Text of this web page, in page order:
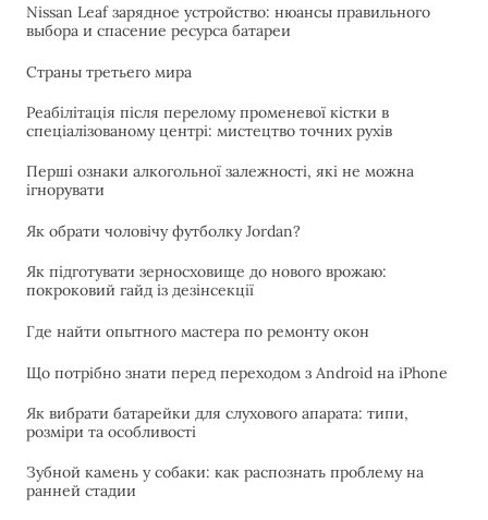
Nissan Leaf зарядное устройство: нюансы правильного
выбора и спасение ресурса батареи
Страны третьего мира
Реабілітація після перелому променевої кістки в
спеціалізованому центрі: мистецтво точних рухів
Перші ознаки алкогольної залежності, які не можна
ігнорувати
Як обрати чоловічу футболку Jordan?
Як підготувати зерносховище до нового врожаю:
покроковий гайд із дезінсекції
Где найти опытного мастера по ремонту окон
Що потрібно знати перед переходом з Android на iPhone
Як вибрати батарейки для слухового апарата: типи,
розміри та особливості
Зубной камень у собаки: как распознать проблему на
ранней стадии